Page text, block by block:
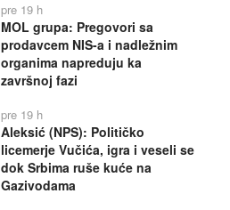
pre 19 h
MOL grupa: Pregovori sa
prodavcem NIS-a i nadležnim
organima napreduju ka
završnoj fazi
pre 19 h
Aleksić (NPS): Političko
licemerje Vučića, igra i veseli se
dok Srbima ruše kuće na
Gazivodama